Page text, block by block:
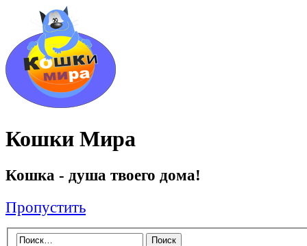
Кошки Мира
Кошка - душа твоего дома!
Пропустить